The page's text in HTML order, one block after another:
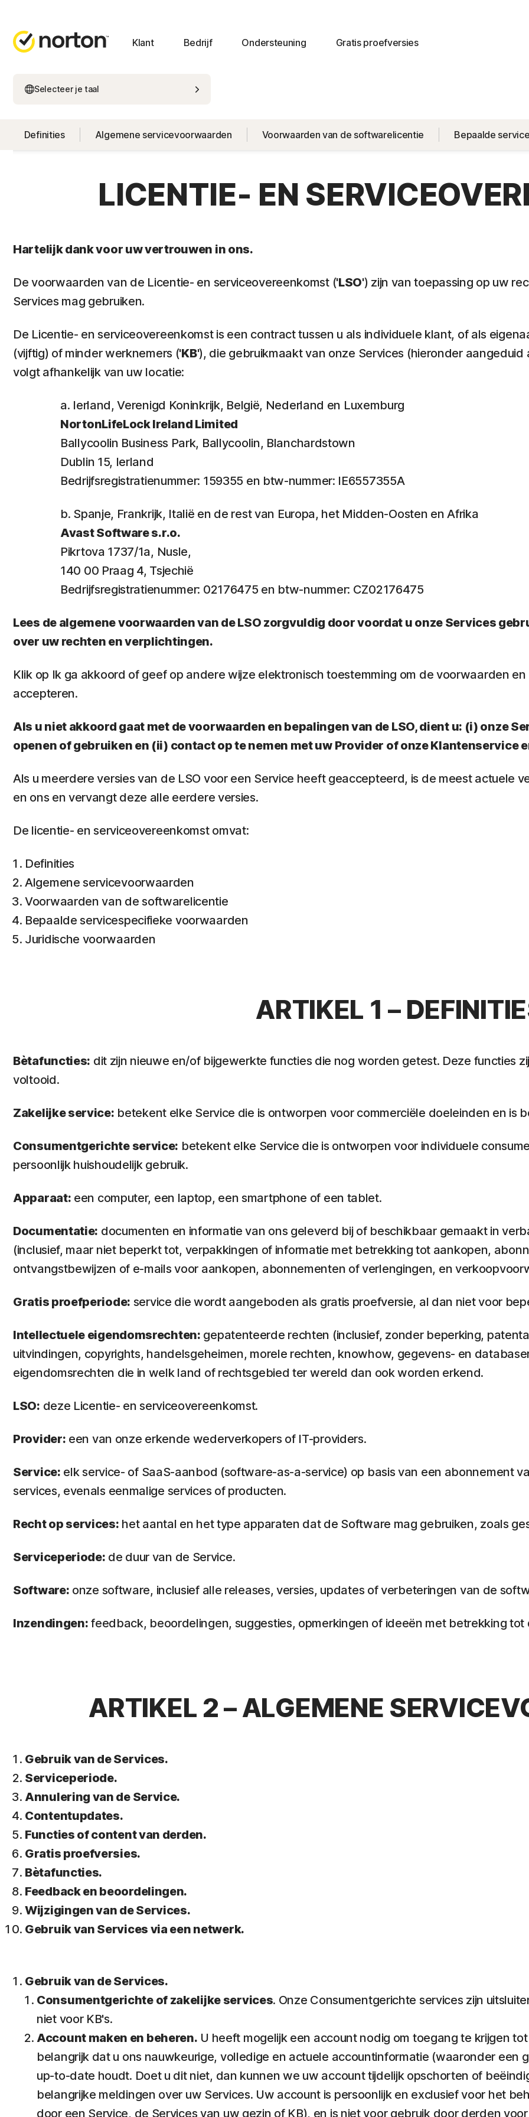
Klant Bedrijf Ondersteuning Gratis proefversies
Selecteer je taal
Definities Algemene servicevoorwaarden Voorwaarden van de softwarelicentie Bepaalde
LICENTIE- EN
Hartelijk dank voor uw vertrouwen in ons.
De voorwaarden van de Licentie- en serviceovereenkomst ('LSO') zijn van toepassing op uw
Services mag gebruiken.
De Licentie- en serviceovereenkomst is een contract tussen u als individuele klant, of als
(vijftig) of minder werknemers ('KB'), die gebruikmaakt van onze Services (hieronder aangeduid
volgt afhankelijk van uw locatie:
a. Ierland, Verenigd Koninkrijk, België, Nederland en Luxemburg
NortonLifeLock Ireland Limited
Ballycoolin Business Park, Ballycoolin, Blanchardstown
Dublin 15, Ierland
Bedrijfsregistratienummer: 159355 en btw-nummer: IE6557355A
b. Spanje, Frankrijk, Italië en de rest van Europa, het Midden-Oosten en Afrika
Avast Software s.r.o.
Pikrtova 1737/1a, Nusle,
140 00 Praag 4, Tsjechië
Bedrijfsregistratienummer: 02176475 en btw-nummer: CZ02176475
Lees de algemene voorwaarden van de LSO zorgvuldig door voordat u onze Services
over uw rechten en verplichtingen.
Klik op Ik ga akkoord of geef op andere wijze elektronisch toestemming om de voorwaarden
accepteren.
Als u niet akkoord gaat met de voorwaarden en bepalingen van de LSO, dient u: (i) onze
openen of gebruiken en (ii) contact op te nemen met uw Provider of onze Klantenservice
Als u meerdere versies van de LSO voor een Service heeft geaccepteerd, is de meest actuele
en ons en vervangt deze alle eerdere versies.
De licentie- en serviceovereenkomst omvat:
Definities
Algemene servicevoorwaarden
Voorwaarden van de softwarelicentie
Bepaalde servicespecifieke voorwaarden
Juridische voorwaarden
ARTIKEL 1 –
Bètafuncties: dit zijn nieuwe en/of bijgewerkte functies die nog worden getest. Deze functies
voltooid.
Zakelijke service: betekent elke Service die is ontworpen voor commerciële doeleinden en is
Consumentgerichte service: betekent elke Service die is ontworpen voor individuele
persoonlijk huishoudelijk gebruik.
Apparaat: een computer, een laptop, een smartphone of een tablet.
Documentatie: documenten en informatie van ons geleverd bij of beschikbaar gemaakt in
(inclusief, maar niet beperkt tot, verpakkingen of informatie met betrekking tot aankopen,
ontvangstbewijzen of e-mails voor aankopen, abonnementen of verlengingen, en
Gratis proefperiode: service die wordt aangeboden als gratis proefversie, al dan niet voor
Intellectuele eigendomsrechten: gepatenteerde rechten (inclusief, zonder beperking,
uitvindingen, copyrights, handelsgeheimen, morele rechten, knowhow, gegevens- en
eigendomsrechten die in welk land of rechtsgebied ter wereld dan ook worden erkend.
LSO: deze Licentie- en serviceovereenkomst.
Provider: een van onze erkende wederverkopers of IT-providers.
Service: elk service- of SaaS-aanbod (software-as-a-service) op basis van een abonnement
services, evenals eenmalige services of producten.
Recht op services: het aantal en het type apparaten dat de Software mag gebruiken, zoals
Serviceperiode: de duur van de Service.
Software: onze software, inclusief alle releases, versies, updates of verbeteringen van de
Inzendingen: feedback, beoordelingen, suggesties, opmerkingen of ideeën met betrekking tot
ARTIKEL 2 – ALGEMENE
Gebruik van de Services.
Serviceperiode.
Annulering van de Service.
Contentupdates.
Functies of content van derden.
Gratis proefversies.
Bètafuncties.
Feedback en beoordelingen.
Wijzigingen van de Services.
Gebruik van Services via een netwerk.
Gebruik van de Services.
Consumentgerichte of zakelijke services. Onze Consumentgerichte services zijn
niet voor KB's.
Account maken en beheren. U heeft mogelijk een account nodig om toegang te krijgen
belangrijk dat u ons nauwkeurige, volledige en actuele accountinformatie (waaronder een
up-to-date houdt. Doet u dit niet, dan kunnen we uw account tijdelijk opschorten of
belangrijke meldingen over uw Services. Uw account is persoonlijk en exclusief voor het
door een Service, de Services van uw gezin of KB), en is niet voor gebruik door derden